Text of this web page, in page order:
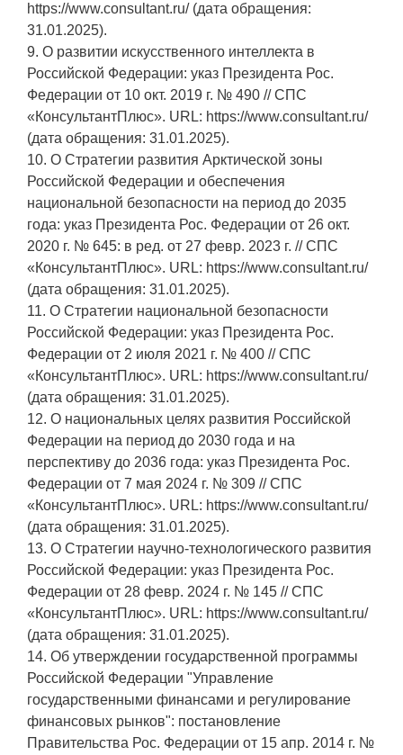
https://www.consultant.ru/ (дата обращения:
31.01.2025).
9. О развитии искусственного интеллекта в
Российской Федерации: указ Президента Рос.
Федерации от 10 окт. 2019 г. № 490 // СПС
«КонсультантПлюс». URL: https://www.consultant.ru/
(дата обращения: 31.01.2025).
10. О Стратегии развития Арктической зоны
Российской Федерации и обеспечения
национальной безопасности на период до 2035
года: указ Президента Рос. Федерации от 26 окт.
2020 г. № 645: в ред. от 27 февр. 2023 г. // СПС
«КонсультантПлюс». URL: https://www.consultant.ru/
(дата обращения: 31.01.2025).
11. О Стратегии национальной безопасности
Российской Федерации: указ Президента Рос.
Федерации от 2 июля 2021 г. № 400 // СПС
«КонсультантПлюс». URL: https://www.consultant.ru/
(дата обращения: 31.01.2025).
12. О национальных целях развития Российской
Федерации на период до 2030 года и на
перспективу до 2036 года: указ Президента Рос.
Федерации от 7 мая 2024 г. № 309 // СПС
«КонсультантПлюс». URL: https://www.consultant.ru/
(дата обращения: 31.01.2025).
13. О Стратегии научно-технологического развития
Российской Федерации: указ Президента Рос.
Федерации от 28 февр. 2024 г. № 145 // СПС
«КонсультантПлюс». URL: https://www.consultant.ru/
(дата обращения: 31.01.2025).
14. Об утверждении государственной программы
Российской Федерации "Управление
государственными финансами и регулирование
финансовых рынков": постановление
Правительства Рос. Федерации от 15 апр. 2014 г. №